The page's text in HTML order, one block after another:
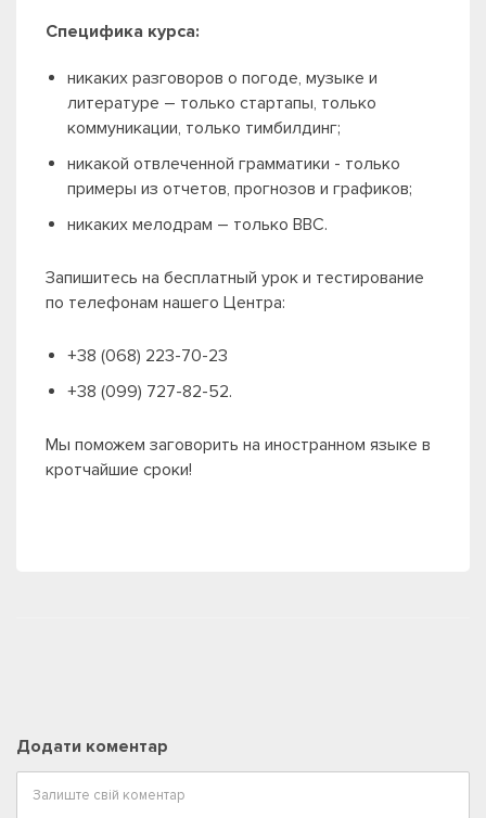
Специфика курса:
никаких разговоров о погоде, музыке и
литературе – только стартапы, только
коммуникации, только тимбилдинг;
никакой отвлеченной грамматики - только
примеры из отчетов, прогнозов и графиков;
никаких мелодрам – только BBC.
Запишитесь на бесплатный урок и тестирование
по телефонам нашего Центра:
+38 (068) 223-70-23
+38 (099) 727-82-52.
Мы поможем заговорить на иностранном языке в
кротчайшие сроки!
Додати коментар